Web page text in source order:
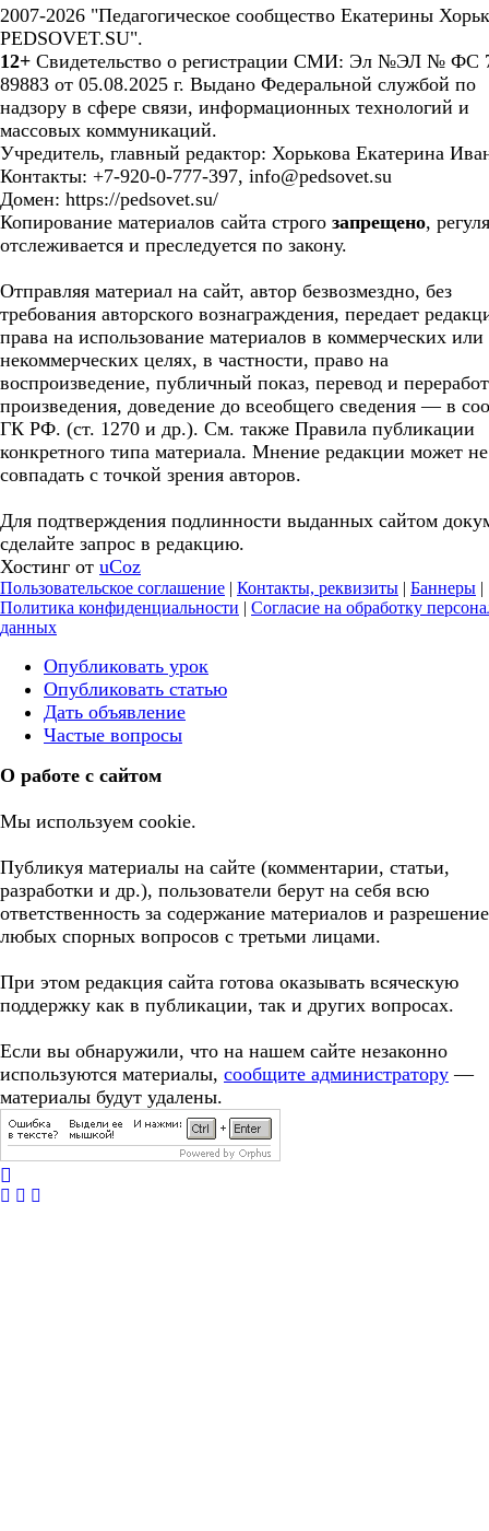
2007-2026 "Педагогическое сообщество Екатерины
PEDSOVET.SU".
12+ Свидетельство о регистрации СМИ: Эл №ЭЛ № ФС
89883 от 05.08.2025 г. Выдано Федеральной службой по
надзору в сфере связи, информационных технологий и
массовых коммуникаций.
Учредитель, главный редактор: Хорькова Екатерина
Контакты: +7-920-0-777-397, info@pedsovet.su
Домен: https://pedsovet.su/
Копирование материалов сайта строго запрещено,
отслеживается и преследуется по закону.
Отправляя материал на сайт, автор безвозмездно, без
требования авторского вознаграждения, передает
права на использование материалов в коммерческих или
некоммерческих целях, в частности, право на
воспроизведение, публичный показ, перевод и
произведения, доведение до всеобщего сведения — в
ГК РФ. (ст. 1270 и др.). См. также Правила публикации
конкретного типа материала. Мнение редакции может не
совпадать с точкой зрения авторов.
Для подтверждения подлинности выданных сайтом
сделайте запрос в редакцию.
Хостинг от uCoz
Пользовательское соглашение | Контакты, реквизиты | Баннеры |
Политика конфиденциальности | Согласие на обработку
данных
Опубликовать урок
Опубликовать статью
Дать объявление
Частые вопросы
О работе с сайтом
Мы используем cookie.
Публикуя материалы на сайте (комментарии, статьи,
разработки и др.), пользователи берут на себя всю
ответственность за содержание материалов и разрешение
любых спорных вопросов с третьми лицами.
При этом редакция сайта готова оказывать всяческую
поддержку как в публикации, так и других вопросах.
Если вы обнаружили, что на нашем сайте незаконно
используются материалы, сообщите администратору —
материалы будут удалены.